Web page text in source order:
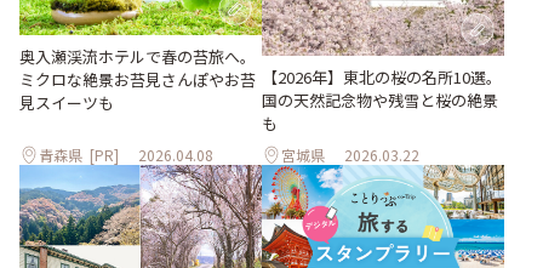
奥入瀬渓流ホテルで春の苔旅へ。
ミクロな絶景お苔見さんぽやお苔
見スイーツも
青森県 [PR] 2026.04.08
【2026年】東北の桜の名所10選。
国の天然記念物や残雪と桜の絶景
も
宮城県 2026.03.22